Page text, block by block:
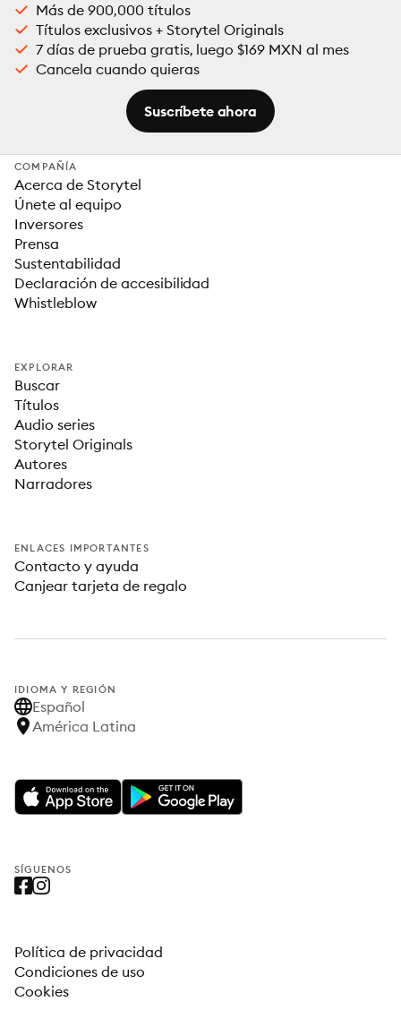
Más de 900,000 títulos
Títulos exclusivos + Storytel Originals
7 días de prueba gratis, luego $169 MXN al mes
Cancela cuando quieras
Suscríbete ahora
COMPAÑÍA
Acerca de Storytel
Únete al equipo
Inversores
Prensa
Sustentabilidad
Declaración de accesibilidad
Whistleblow
EXPLORAR
Buscar
Títulos
Audio series
Storytel Originals
Autores
Narradores
ENLACES IMPORTANTES
Contacto y ayuda
Canjear tarjeta de regalo
IDIOMA Y REGIÓN
Español
América Latina
SÍGUENOS
Política de privacidad
Condiciones de uso
Cookies